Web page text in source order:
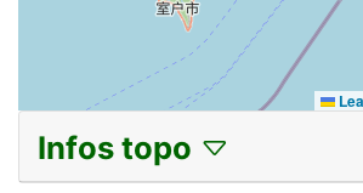
Infos topo